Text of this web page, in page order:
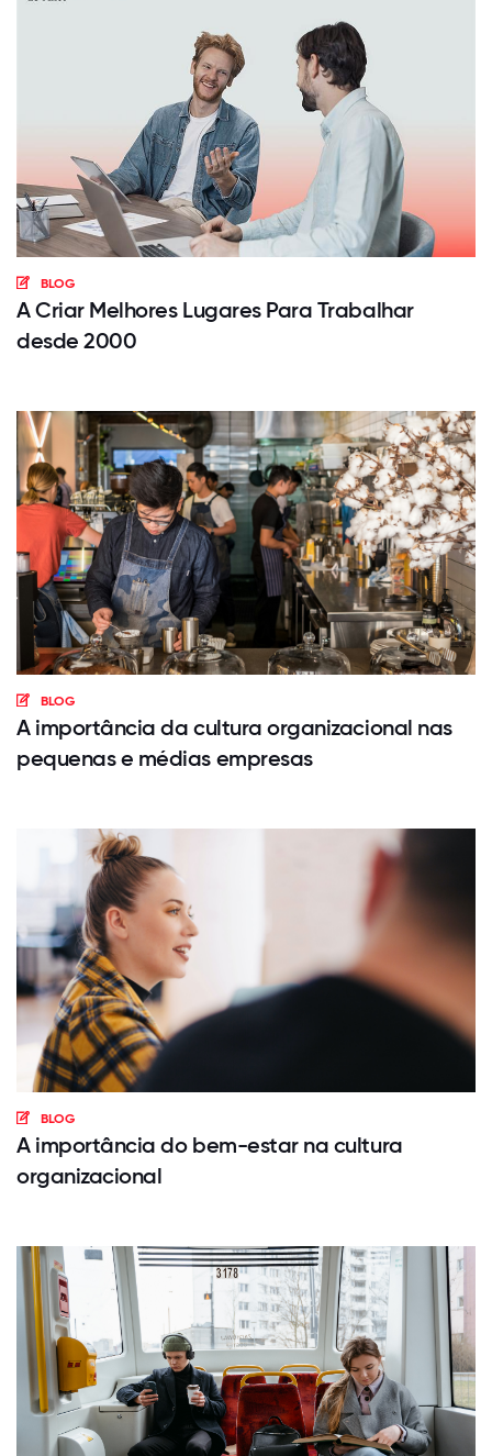
BLOG
A Criar Melhores Lugares Para Trabalhar
desde 2000
BLOG
A importância da cultura organizacional nas
pequenas e médias empresas
BLOG
A importância do bem-estar na cultura
organizacional